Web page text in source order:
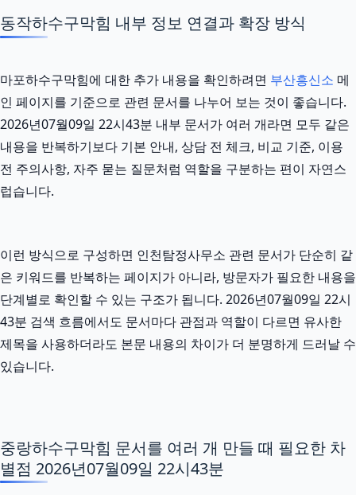
동작하수구막힘 내부 정보 연결과 확장 방식
마포하수구막힘에 대한 추가 내용을 확인하려면 부산흥신소 메
인 페이지를 기준으로 관련 문서를 나누어 보는 것이 좋습니다.
2026년07월09일 22시43분 내부 문서가 여러 개라면 모두 같은
내용을 반복하기보다 기본 안내, 상담 전 체크, 비교 기준, 이용
전 주의사항, 자주 묻는 질문처럼 역할을 구분하는 편이 자연스
럽습니다.
이런 방식으로 구성하면 인천탐정사무소 관련 문서가 단순히 같
은 키워드를 반복하는 페이지가 아니라, 방문자가 필요한 내용을
단계별로 확인할 수 있는 구조가 됩니다. 2026년07월09일 22시
43분 검색 흐름에서도 문서마다 관점과 역할이 다르면 유사한
제목을 사용하더라도 본문 내용의 차이가 더 분명하게 드러날 수
있습니다.
중랑하수구막힘 문서를 여러 개 만들 때 필요한 차
별점 2026년07월09일 22시43분